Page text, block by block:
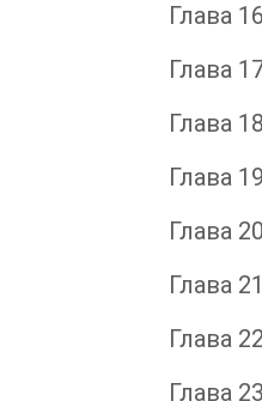
Глава 16
Глава
Глава 18
Глава 19
Глава 20
Глава 21
Глава 22
Глава 23